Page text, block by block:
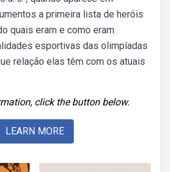
a primeira lista de heróis
quais eram e como eram
esportivas das olimpíadas
relação elas têm com os atuais
click the button below.
LEARN MORE